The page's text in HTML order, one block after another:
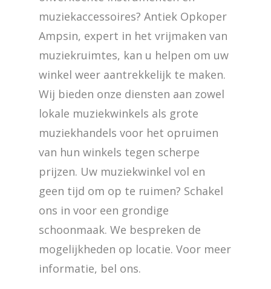
muziekaccessoires? Antiek Opkoper
Ampsin, expert in het vrijmaken van
muziekruimtes, kan u helpen om uw
winkel weer aantrekkelijk te maken.
Wij bieden onze diensten aan zowel
lokale muziekwinkels als grote
muziekhandels voor het opruimen
van hun winkels tegen scherpe
prijzen. Uw muziekwinkel vol en
geen tijd om op te ruimen? Schakel
ons in voor een grondige
schoonmaak. We bespreken de
mogelijkheden op locatie. Voor meer
informatie, bel ons.